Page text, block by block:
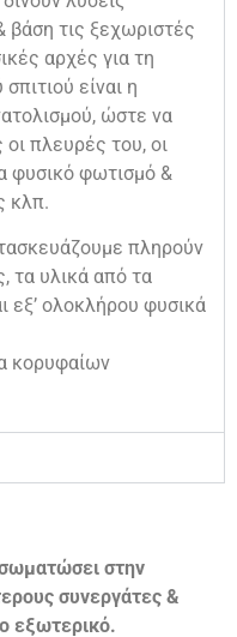
βάση τις ξεχωριστές
αρχές για τη
είναι η
ώστε να
πλευρές του, οι
φυσικό φωτισμό &
κλπ.
πληρούν
τα υλικά από τα
εξ’ ολοκλήρου φυσικά
κορυφαίων
στην
συνεργάτες &
εξωτερικό.